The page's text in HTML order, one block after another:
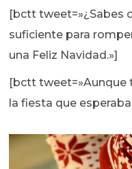
[bctt tweet=»¿Sabes
suficiente para
una Feliz Navidad.»]
[bctt tweet=»Aunque
la fiesta que